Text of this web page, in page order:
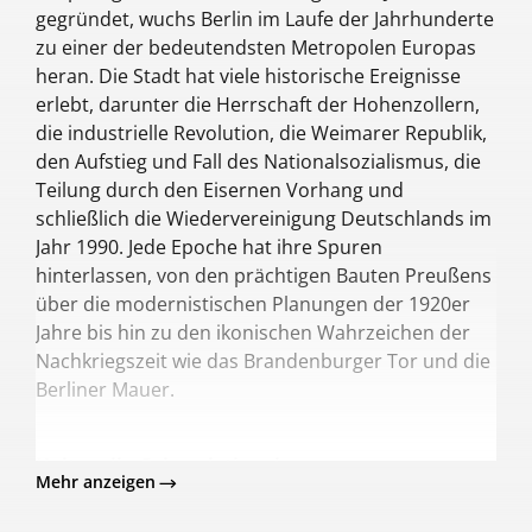
genannten Möglichkeiten mit den Eckdaten,
und wir unterbreiten Dir einige Vorschläge.
gegründet, wuchs Berlin im Laufe der Jahrhunderte
zu einer der bedeutendsten Metropolen Europas
heran. Die Stadt hat viele historische Ereignisse
erlebt, darunter die Herrschaft der Hohenzollern,
die industrielle Revolution, die Weimarer Republik,
den Aufstieg und Fall des Nationalsozialismus, die
Teilung durch den Eisernen Vorhang und
schließlich die Wiedervereinigung Deutschlands im
Jahr 1990. Jede Epoche hat ihre Spuren
hinterlassen, von den prächtigen Bauten Preußens
über die modernistischen Planungen der 1920er
Jahre bis hin zu den ikonischen Wahrzeichen der
Nachkriegszeit wie das Brandenburger Tor und die
Berliner Mauer.
Mehr anzeigen